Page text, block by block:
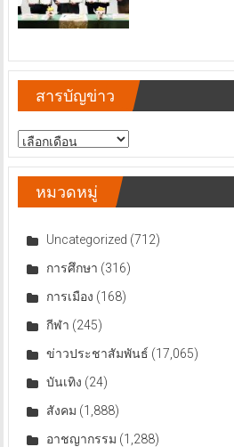
สารบัญข่าว
สารบัญ
ข่าว
หมวดหมู่
Uncategorized (712)
การศึกษา (316)
การเมือง (168)
กีฬา (245)
ข่าวประชาสัมพันธ์ (17,065)
บันเทิง (24)
สังคม (1,888)
อาชญากรรม (1,288)